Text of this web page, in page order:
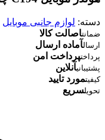
دسته: لوازم جانبی موبایل
ضمانتاصالت کالا
ارسالآماده ارسال
پرداختپرداخت امن
پشتیبانیآنلاین
کیفیتمورد تایید
تحویلسریع